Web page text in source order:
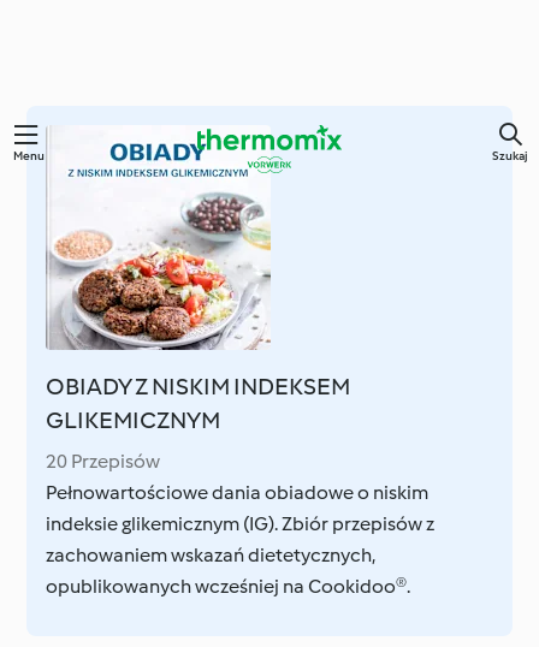
Przejdź
Menu Szukaj
OBIADY Z NISKIM INDEKSEM
GLIKEMICZNYM
20 Przepisów
Pełnowartościowe dania obiadowe o niskim
indeksie glikemicznym (IG). Zbiór przepisów z
zachowaniem wskazań dietetycznych,​
opublikowanych wcześniej na Cookidoo®.